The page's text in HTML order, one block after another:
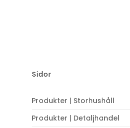
Sidor
Produkter | Storhushåll
Produkter | Detaljhandel